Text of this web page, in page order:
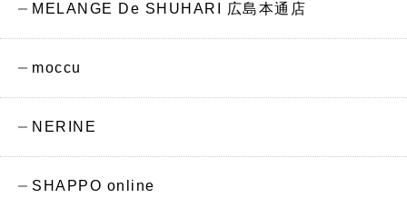
MELANGE De SHUHARI 広島本通店
moccu
NERINE
SHAPPO online